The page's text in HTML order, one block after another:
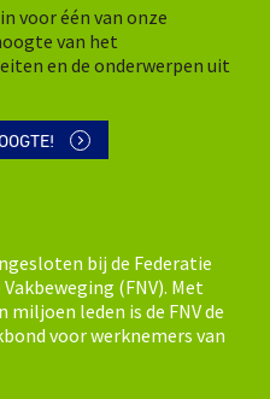
voor één van onze
van het
en de onderwerpen uit
bij de Federatie
(FNV). Met
miljoen leden is de FNV de
voor werknemers van